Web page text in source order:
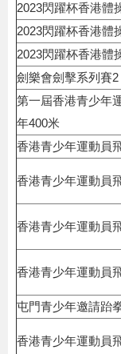
2023閃躍杯香港體
2023閃躍杯香港體
2023閃躍杯香港體
劍樂會劍擊系列賽2
第一屆香港青少年
年400米
香港青少年運動員
香港青少年運動員
香港青少年運動員
香港青少年運動員
屯門青少年邀請跆
香港青少年運動員